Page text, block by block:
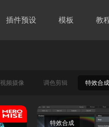
插件预设 模板 教
视频摄像 调色剪辑 特效合成
特效合成